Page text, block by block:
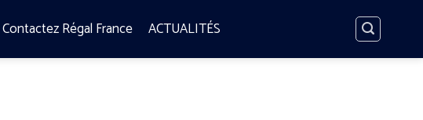
Contactez Régal France ACTUALITÉS